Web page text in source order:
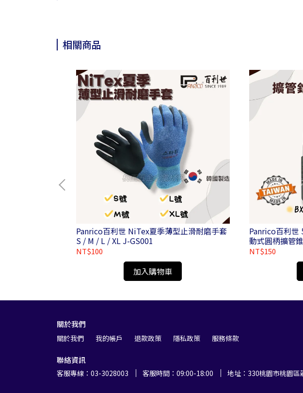
相關商品
Panrico百利世 NiTex夏季薄型止滑耐磨手套
S / M / L / XL J-GS001
NT$100
加入購物車
Panrico百利世
動式圓柄擴管
NT$150
關於我們
關於我們 我的帳戶 退款政策 隱私政策 服務條款
聯絡資訊
客服專線：03-3028003 客服時間：09:00-18:00 地址：330桃園市桃園區